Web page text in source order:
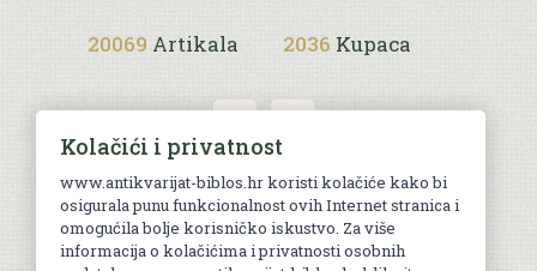
20069 Artikala 2036 Kupaca
Uvjeti kupnje
Kolačići i privatnost
www.antikvarijat-biblos.hr koristi kolačiće kako bi
osigurala punu funkcionalnost ovih Internet stranica i
omogućila bolje korisničko iskustvo. Za više
informacija o kolačićima i privatnosti osobnih